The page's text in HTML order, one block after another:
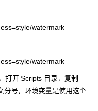
打开 Scripts 目录，复制
分号，环境变量是使用这个